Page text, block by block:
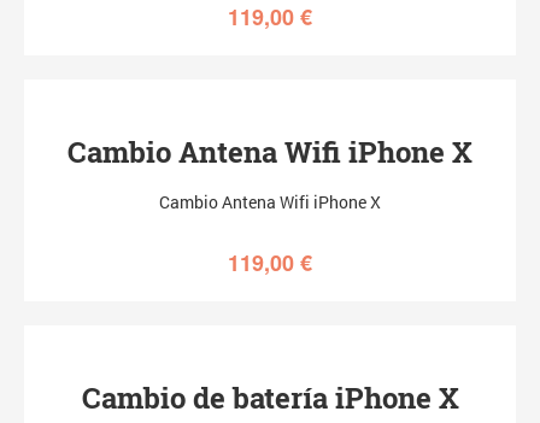
119,00€
Cambio Antena Wifi iPhone X
Cambio Antena Wifi iPhone X
119,00€
Cambio de batería iPhone X